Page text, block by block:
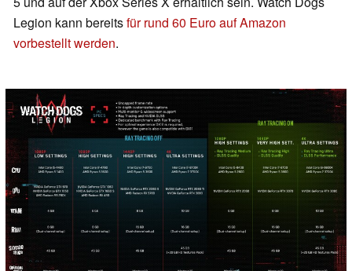
Legion kann bereitsfür rund 60 Euro auf Amazon
vorbestellt werden.